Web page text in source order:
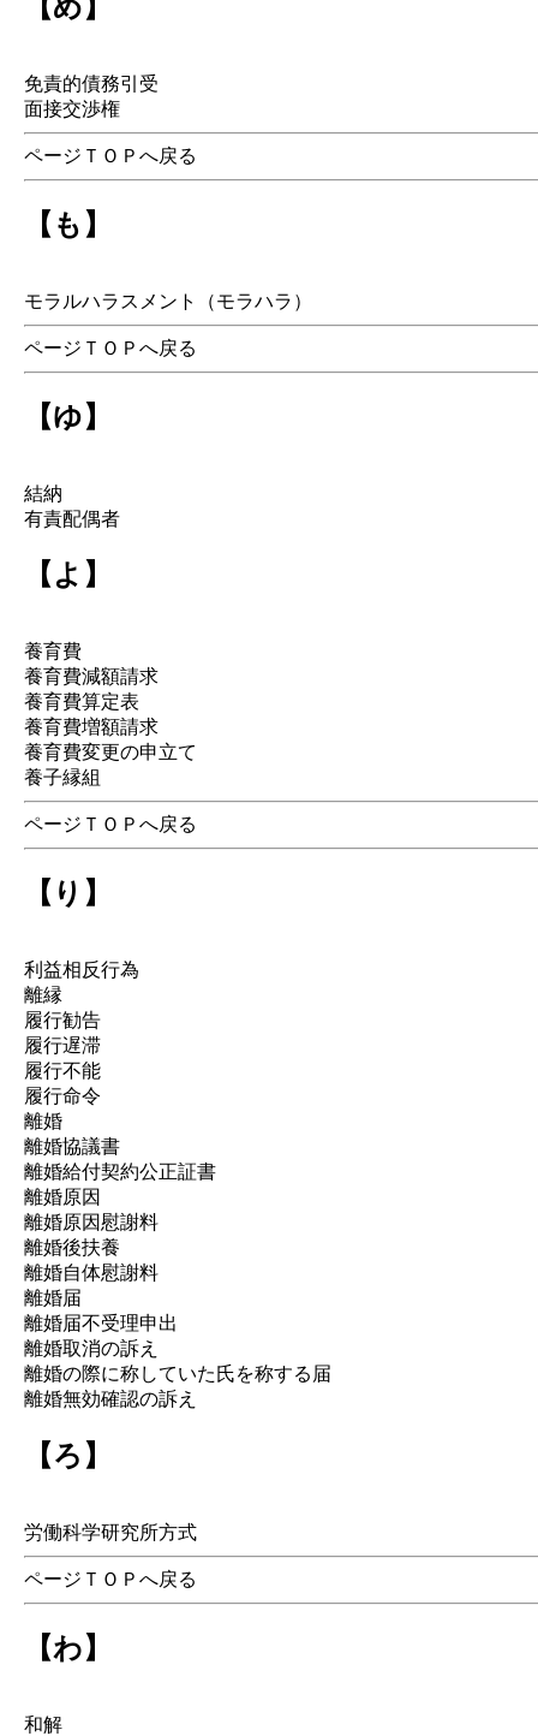
【め】
免責的債務引受
面接交渉権
ページＴＯＰへ戻る
【も】
モラルハラスメント（モラハラ）
ページＴＯＰへ戻る
【ゆ】
結納
有責配偶者
【よ】
養育費
養育費減額請求
養育費算定表
養育費増額請求
養育費変更の申立て
養子縁組
ページＴＯＰへ戻る
【り】
利益相反行為
離縁
履行勧告
履行遅滞
履行不能
履行命令
離婚
離婚協議書
離婚給付契約公正証書
離婚原因
離婚原因慰謝料
離婚後扶養
離婚自体慰謝料
離婚届
離婚届不受理申出
離婚取消の訴え
離婚の際に称していた氏を称する届
離婚無効確認の訴え
【ろ】
労働科学研究所方式
ページＴＯＰへ戻る
【わ】
和解